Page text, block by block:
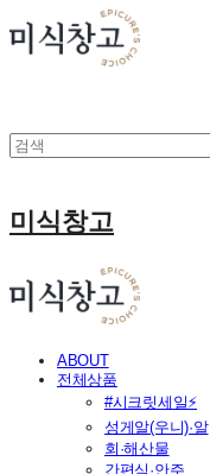
미식창고
ABOUT
전체상품
#시크릿세일⚡
성게알(우니)·알
회·해산물
간편식·안주